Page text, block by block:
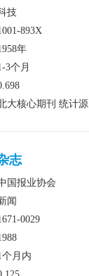
技
893X
年
3个月
大核心期刊 统计源期刊
志
国报业协会
闻
0029
个月内